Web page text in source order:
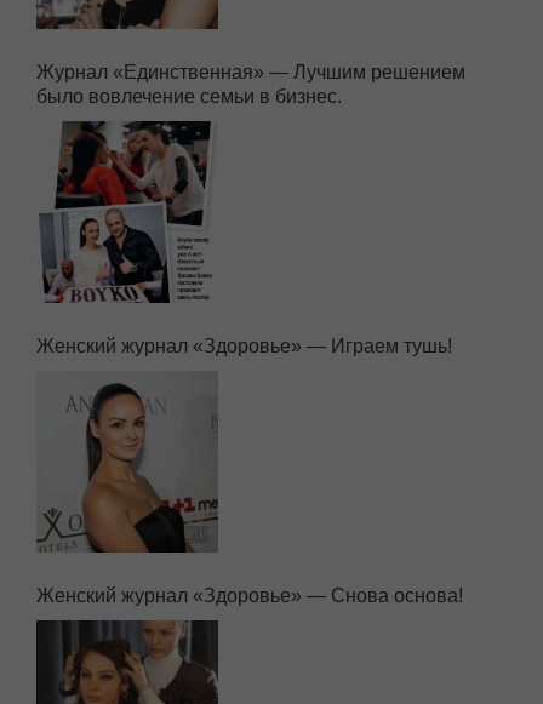
Журнал «Единственная» — Лучшим решением
было вовлечение семьи в бизнес.
Женский журнал «Здоровье» — Играем тушь!
Женский журнал «Здоровье» — Снова основа!